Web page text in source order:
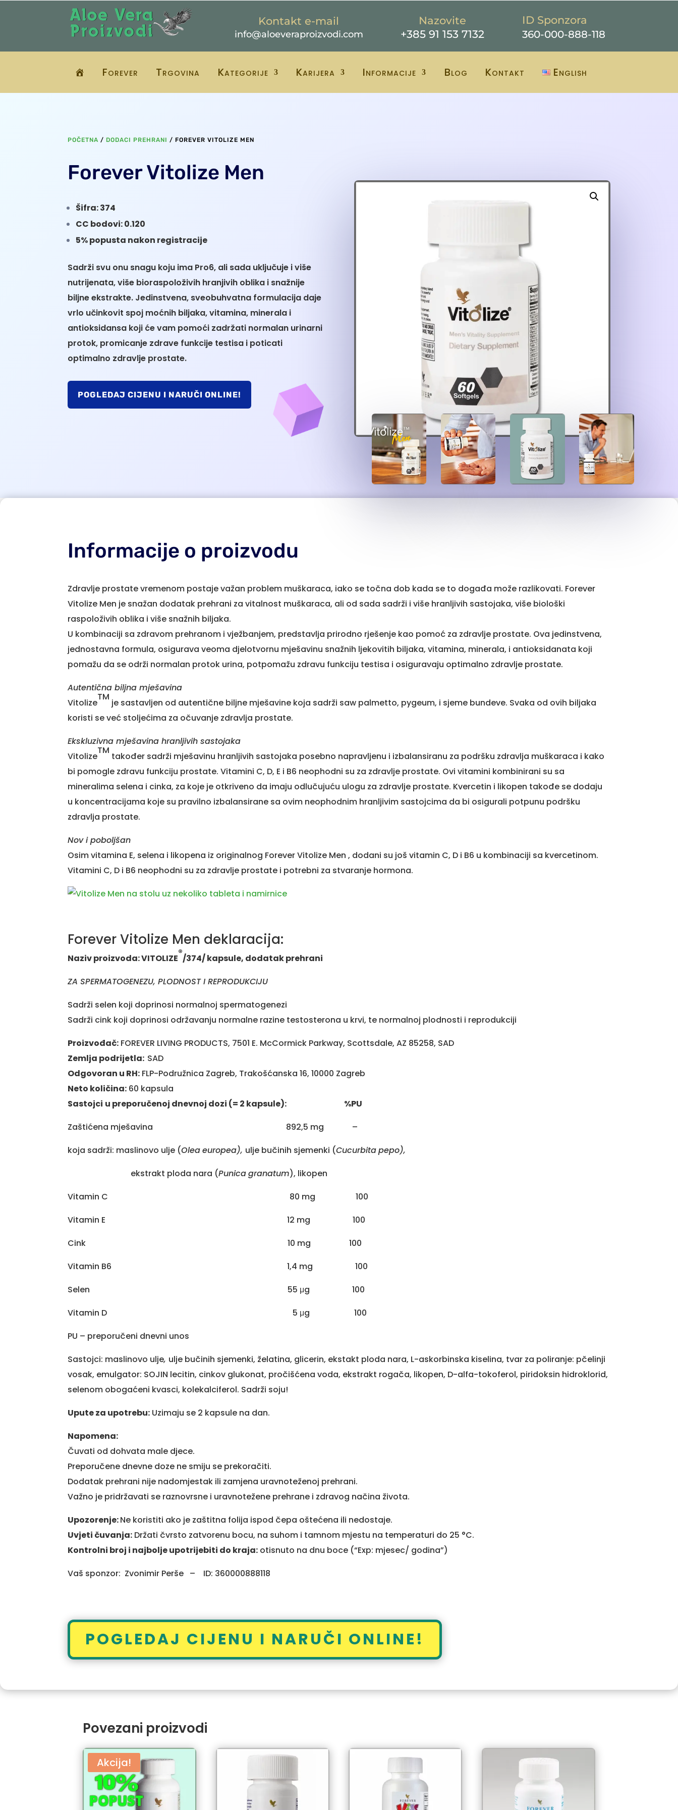
Kontakt e-mail
info@aloeveraproizvodi.com
Nazovite
+385 91 153 7132
ID Sponzora
360-000-888-118
Forever Trgovina Kategorije Karijera Informacije Blog Kontakt English
POČETNA / DODACI PREHRANI / FOREVER VITOLIZE MEN
Forever Vitolize Men
Šifra: 374
CC bodovi: 0.120
5% popusta nakon registracije
Sadrži svu onu snagu koju ima Pro6, ali sada uključuje i više
nutrijenata, više bioraspoloživih hranjivih oblika i snažnije
biljne ekstrakte. Jedinstvena, sveobuhvatna formulacija daje
vrlo učinkovit spoj moćnih biljaka, vitamina, minerala i
antioksidansa koji će vam pomoći zadržati normalan urinarni
protok, promicanje zdrave funkcije testisa i poticati
optimalno zdravlje prostate.
POGLEDAJ CIJENU I NARUČI ONLINE!
Informacije o proizvodu
Zdravlje prostate vremenom postaje važan problem muškaraca, iako se točna dob kada se to događa može razlikovati. Forever
Vitolize Men je snažan dodatak prehrani za vitalnost muškaraca, ali od sada sadrži i više hranljivih sastojaka, više biološki
raspoloživih oblika i više snažnih biljaka.
U kombinaciji sa zdravom prehranom i vježbanjem, predstavlja prirodno rješenje kao pomoć za zdravlje prostate. Ova jedinstvena,
jednostavna formula, osigurava veoma djelotvornu mješavinu snažnih ljekovitih biljaka, vitamina, minerala, i antioksidanata koji
pomažu da se održi normalan protok urina, potpomažu zdravu funkciju testisa i osiguravaju optimalno zdravlje prostate.
Autentična biljna mješavina
Vitolize
TM
je sastavljen od autentične biljne mješavine koja sadrži saw palmetto, pygeum, i sjeme bundeve. Svaka od ovih biljaka
koristi se već stoljećima za očuvanje zdravlja prostate.
Ekskluzivna mješavina hranljivih sastojaka
Vitolize
TM
također sadrži mješavinu hranljivih sastojaka posebno napravljenu i izbalansiranu za podršku zdravlja muškaraca i kako
bi pomogle zdravu funkciju prostate. Vitamini C, D, E i B6 neophodni su za zdravlje prostate. Ovi vitamini kombinirani su sa
mineralima selena i cinka, za koje je otkriveno da imaju odlučujuću ulogu za zdravlje prostate. Kvercetin i likopen takođe se dodaju
u koncentracijama koje su pravilno izbalansirane sa ovim neophodnim hranljivim sastojcima da bi osigurali potpunu podršku
zdravlja prostate.
Nov i poboljšan
Osim vitamina E, selena i likopena iz originalnog Forever Vitolize Men , dodani su još vitamin C, D i B6 u kombinaciji sa kvercetinom.
Vitamini C, D i B6 neophodni su za zdravlje prostate i potrebni za stvaranje hormona.
Forever Vitolize Men deklaracija:
Naziv proizvoda: VITOLIZE
®
/374/ kapsule, dodatak prehrani
ZA SPERMATOGENEZU, PLODNOST I REPRODUKCIJU
Sadrži selen koji doprinosi normalnoj spermatogenezi
Sadrži cink koji doprinosi održavanju normalne razine testosterona u krvi, te normalnoj plodnosti i reprodukciji
Proizvođač: FOREVER LIVING PRODUCTS, 7501 E. McCormick Parkway, Scottsdale, AZ 85258, SAD
Zemlja podrijetla: SAD
Odgovoran u RH: FLP-Podružnica Zagreb, Trakošćanska 16, 10000 Zagreb
Neto količina: 60 kapsula
Sastojci u preporučenoj dnevnoj dozi (= 2 kapsule): %PU
Zaštićena mješavina 892,5 mg –
koja sadrži: maslinovo ulje (Oleaeuropea), ulje bučinih sjemenki (Cucurbitapepo),
ekstrakt ploda nara (Punicagranatum), likopen
Vitamin C 80 mg 100
Vitamin E 12 mg 100
Cink 10 mg 100
Vitamin B6 1,4 mg 100
Selen 55 μg 100
Vitamin D 5 μg 100
PU – preporučeni dnevni unos
Sastojci: maslinovo ulje, ulje bučinih sjemenki, želatina, glicerin, ekstakt ploda nara, L-askorbinska kiselina, tvar za poliranje: pčelinji
vosak, emulgator: SOJIN lecitin, cinkov glukonat, pročišćena voda, ekstrakt rogača, likopen, D-alfa-tokoferol, piridoksin hidroklorid,
selenom obogaćeni kvasci, kolekalciferol. Sadrži soju!
Upute za upotrebu: Uzimaju se 2 kapsule na dan.
Napomena:
Čuvati od dohvata male djece.
Preporučene dnevne doze ne smiju se prekoračiti.
Dodatak prehrani nije nadomjestak ili zamjena uravnoteženoj prehrani.
Važno je pridržavati se raznovrsne i uravnotežene prehrane i zdravog načina života.
Upozorenje:Ne koristiti ako je zaštitna folija ispod čepa oštećena ili nedostaje.
Uvjeti čuvanja: Držati čvrsto zatvorenu bocu, na suhom i tamnom mjestu na temperaturi do 25 °C.
Kontrolni broj i najbolje upotrijebiti do kraja: otisnuto na dnu boce (“Exp: mjesec/ godina”)
Vaš sponzor: Zvonimir Perše – ID: 360000888118
POGLEDAJ CIJENU I NARUČI ONLINE!
Povezani proizvodi
Akcija!